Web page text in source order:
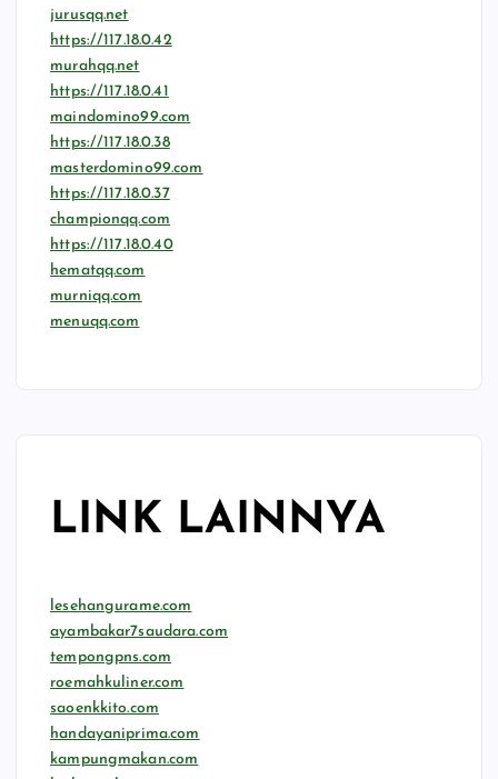
jurusqq.net
https://117.18.0.42
murahqq.net
https://117.18.0.41
maindomino99.com
https://117.18.0.38
masterdomino99.com
https://117.18.0.37
championqq.com
https://117.18.0.40
hematqq.com
murniqq.com
menuqq.com
LINK LAINNYA
lesehangurame.com
ayambakar7saudara.com
tempongpns.com
roemahkuliner.com
saoenkkito.com
handayaniprima.com
kampungmakan.com